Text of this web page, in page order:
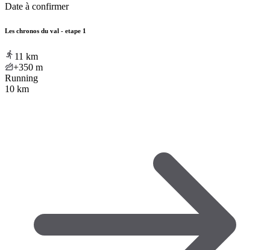
Date à confirmer
Les chronos du val - etape 1
11 km
+350 m
Running
10 km